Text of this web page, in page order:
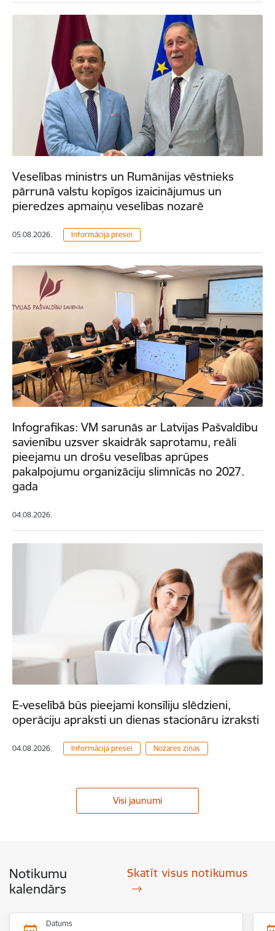
Veselības ministrs un Rumānijas vēstnieks
pārrunā valstu kopīgos izaicinājumus un
pieredzes apmaiņu veselības nozarē
05.08.2026. Informācija presei
Infografikas: VM sarunās ar Latvijas Pašvaldību
savienību uzsver skaidrāk saprotamu, reāli
pieejamu un drošu veselības aprūpes
pakalpojumu organizāciju slimnīcās no 2027.
gada
04.08.2026.
E-veselībā būs pieejami konsīliju slēdzieni,
operāciju apraksti un dienas stacionāru izraksti
04.08.2026. Informācija presei Nozares ziņas
Visi jaunumi
Notikumu
kalendārs
Skatīt visus notikumus
Datums